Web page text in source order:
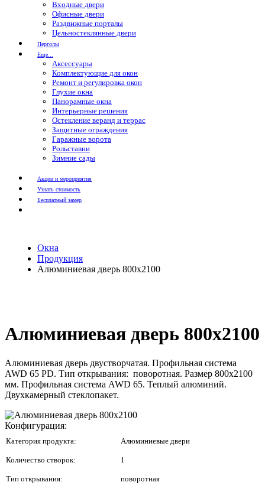
Входные двери
Офисные двери
Раздвижные порталы
Цельностеклянные двери
Перголы
Еще...
Аксессуары
Комплектующие для окон
Ремонт и регулировка окон
Глухие окна
Панорамные окна
Интерьерные решения
Остекление веранд и террас
Защитные ограждения
Гаражные ворота
Рольставни
Зимние сады
Акции и мероприятия
Узнать стоимость
Бесплатный замер
Окна
Продукция
Алюминиевая дверь 800х2100
Алюминиевая дверь 800х2100
Алюминиевая дверь двустворчатая. Профильная система
AWD 65 PD. Тип открывания: поворотная. Размер 800х2100
мм. Профильная система AWD 65. Теплый алюминий.
Двухкамерный стеклопакет.
Конфигурация:
Категория продукта: Алюминиевые двери
Количество створок: 1
Тип открывания: поворотная